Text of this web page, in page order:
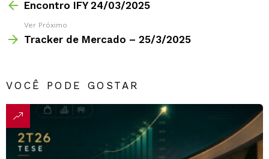
Encontro IFY 24/03/2025
Ver Próximo
Tracker de Mercado – 25/3/2025
VOCÊ PODE GOSTAR